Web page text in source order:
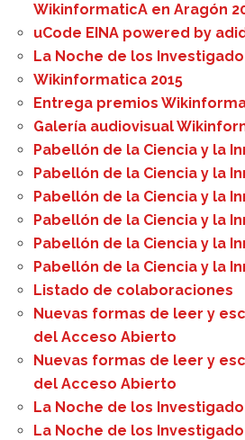
WikinformaticA en Aragón
uCode EINA powered by
La Noche de los
Wikinformatica 2015
Entrega premios
Galería audiovisual
Pabellón de la Ciencia y la
Pabellón de la Ciencia y la
Pabellón de la Ciencia y la
Pabellón de la Ciencia y la
Pabellón de la Ciencia y la
Pabellón de la Ciencia y la
Listado de colaboraciones
Nuevas formas de leer y
del Acceso Abierto
Nuevas formas de leer y
del Acceso Abierto
La Noche de los
La Noche de los